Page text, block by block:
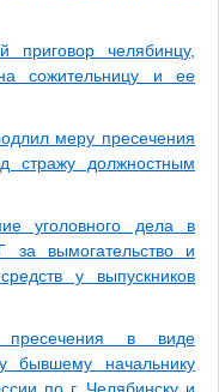
приговор челябинцу,
сожительницу и ее
меру пресечения
стражу должностным
уголовного дела в
вымогательство и
у выпускников
в виде
бывшему начальнику